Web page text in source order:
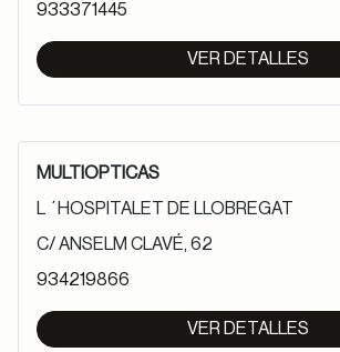
933371445
VER DETALLES
MULTIOPTICAS
L ´HOSPITALET DE LLOBREGAT
C/ ANSELM CLAVÉ, 62
934219866
VER DETALLES